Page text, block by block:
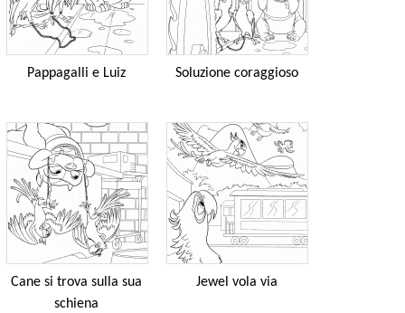
Pappagalli e Luiz Soluzione coraggioso
Cane si trova sulla sua
schiena
Jewel vola via